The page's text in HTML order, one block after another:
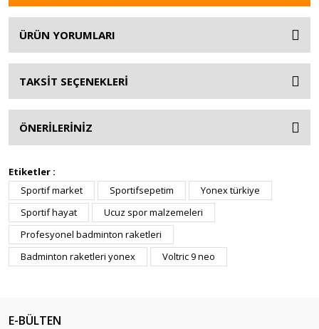
ÜRÜN YORUMLARI
TAKSİT SEÇENEKLERİ
ÖNERİLERİNİZ
Etiketler :
Sportif market
Sportifsepetim
Yonex türkiye
Sportif hayat
Ucuz spor malzemeleri
Profesyonel badminton raketleri
Badminton raketleri yonex
Voltric 9 neo
E-BÜLTEN